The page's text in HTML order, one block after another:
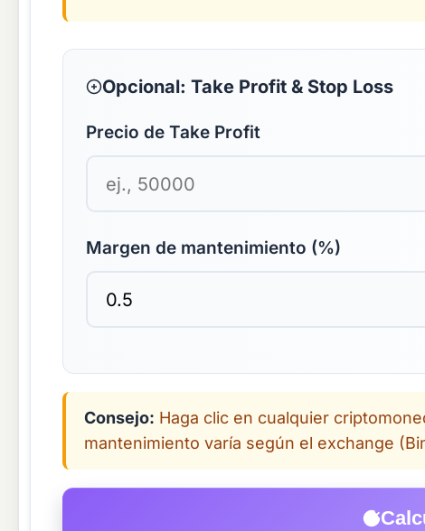
Opcional: Take Profit & Stop Loss
Precio de Take Profit
Margen de mantenimiento (%)
Consejo: Haga clic en cualquier
mantenimiento varía según el exchange